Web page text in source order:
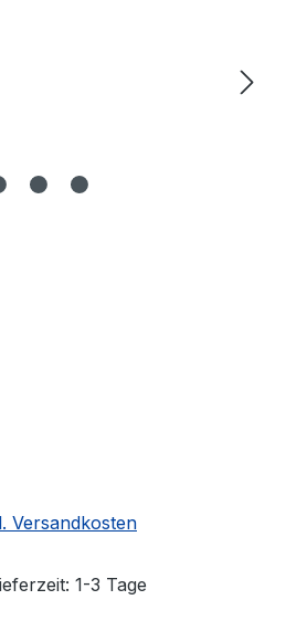
Versandkosten
1-3 Tage